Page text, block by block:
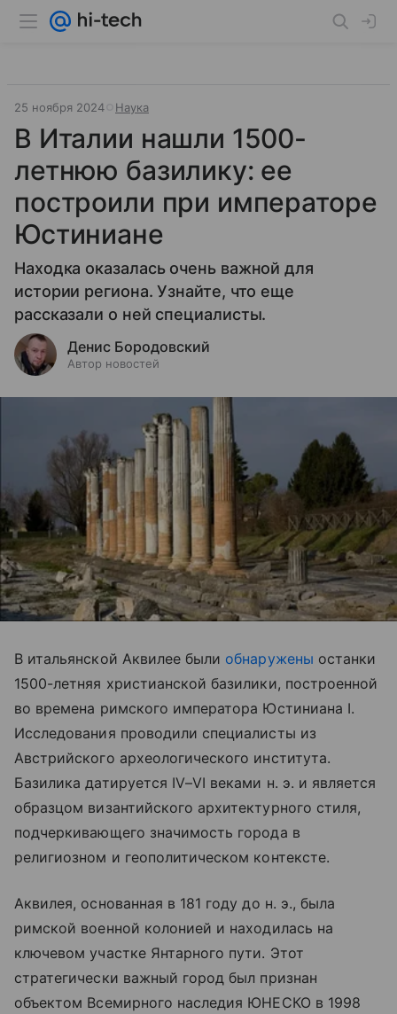
25 ноября 2024 Наука
В Италии нашли 1500-
летнюю базилику: ее
построили при императоре
Юстиниане
Находка оказалась очень важной для
истории региона. Узнайте, что еще
рассказали о ней специалисты.
Денис Бородовский
Автор новостей
В итальянской Аквилее были обнаружены останки
1500-летняя христианской базилики, построенной
во времена римского императора Юстиниана I.
Исследования проводили специалисты из
Австрийского археологического института.
Базилика датируется IV–VI веками н. э. и является
образцом византийского архитектурного стиля,
подчеркивающего значимость города в
религиозном и геополитическом контексте.
Аквилея, основанная в 181 году до н. э., была
римской военной колонией и находилась на
ключевом участке Янтарного пути. Этот
стратегически важный город был признан
объектом Всемирного наследия ЮНЕСКО в 1998